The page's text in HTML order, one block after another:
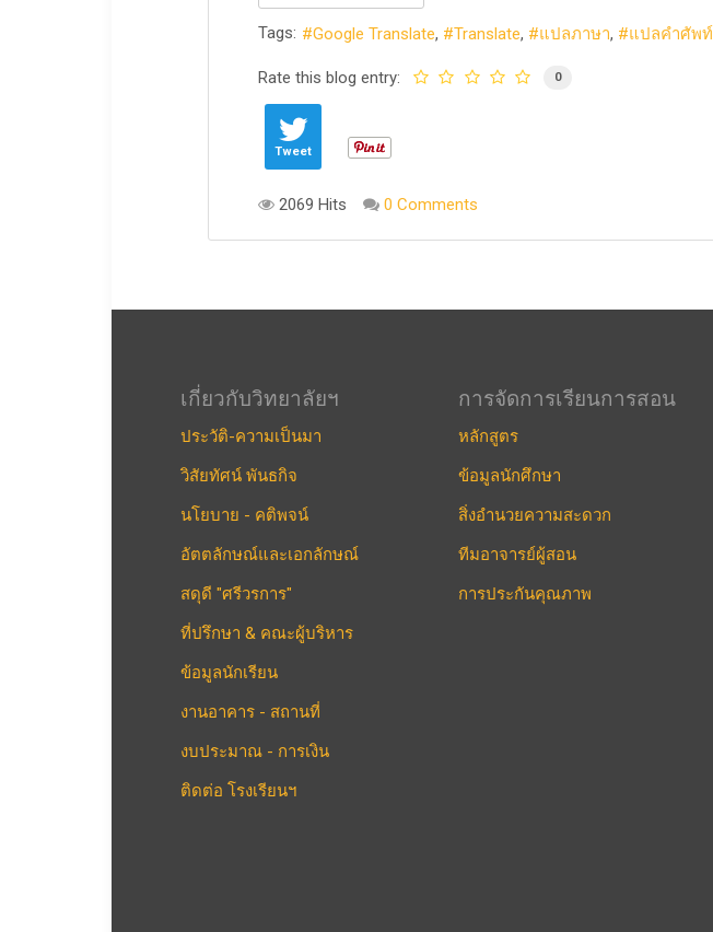
Tags: Google Translate Translate แปลภาษา แปลคำศัพท์
Rate this blog entry: 0
Tweet
2069 Hits 0 Comments
เกี่ยวกับวิทยาลัยฯ
ประวัติ-ความเป็นมา
วิสัยทัศน์ พันธกิจ
นโยบาย - คติพจน์
อัตตลักษณ์และเอกลักษณ์
สดุดี "ศรีวรการ"
ที่ปรึกษา & คณะผู้บริหาร
ข้อมูลนักเรียน
งานอาคาร - สถานที่
งบประมาณ - การเงิน
ติดต่อ โรงเรียนฯ
การจัดการเรียนการสอน
หลักสูตร
ข้อมูลนักศึกษา
สิ่งอำนวยความสะดวก
ทีมอาจารย์ผู้สอน
การประกันคุณภาพ